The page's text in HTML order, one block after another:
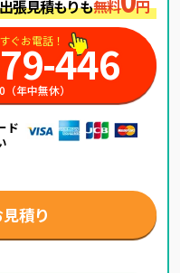
張見積もりも無料 円
ぐお電話！446
年中無休）
ド
積り